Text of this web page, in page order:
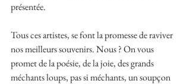
présentée.
Tous ces artistes, se font la promesse de raviver
nos meilleurs souvenirs. Nous ? On vous
promet de la poésie, de la joie, des grands
méchants loups, pas si méchants, un soupçon